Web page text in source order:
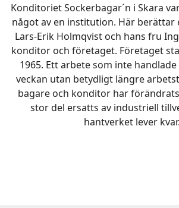
Konditoriet Sockerbagar´n i Skara
något av en institution. Här berättar
Lars-Erik Holmqvist och hans fru
konditor och företaget. Företaget
1965. Ett arbete som inte
veckan utan betydligt längre
bagare och konditor har
stor del ersatts av industriell
hantverket lever kvar.